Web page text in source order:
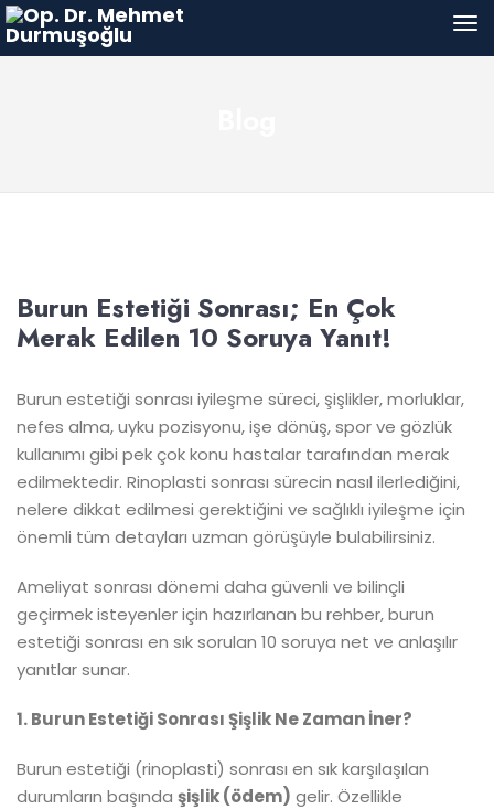
Burun Estetiği Sonrası; En Çok
Merak Edilen 10 Soruya Yanıt!
Burun estetiği sonrası iyileşme süreci, şişlikler, morluklar,
nefes alma, uyku pozisyonu, işe dönüş, spor ve gözlük
kullanımı gibi pek çok konu hastalar tarafından merak
edilmektedir. Rinoplasti sonrası sürecin nasıl ilerlediğini,
nelere dikkat edilmesi gerektiğini ve sağlıklı iyileşme için
önemli tüm detayları uzman görüşüyle bulabilirsiniz.
Ameliyat sonrası dönemi daha güvenli ve bilinçli
geçirmek isteyenler için hazırlanan bu rehber, burun
estetiği sonrası en sık sorulan 10 soruya net ve anlaşılır
yanıtlar sunar.
1. Burun Estetiği Sonrası Şişlik Ne Zaman İner?
Burun estetiği (rinoplasti) sonrası en sık karşılaşılan
durumların başında şişlik (ödem) gelir. Özellikle